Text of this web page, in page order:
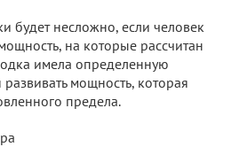
будет несложно, если человек
на которые рассчитан
имела определенную
мощность, которая
предела.